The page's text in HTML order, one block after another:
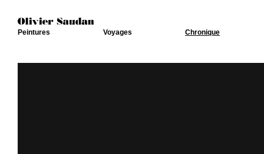
Peintures Voyages Chronique